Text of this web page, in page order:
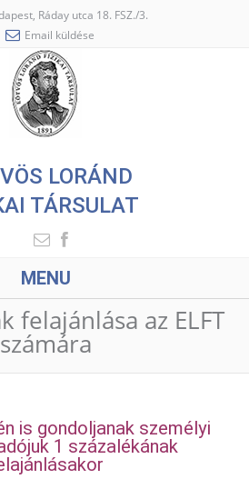
Ráday utca 18. FSZ./3.
Email küldése
LORÁND
TÁRSULAT
MENU
felajánlása az ELFT
számára
is gondoljanak személyi
1 százalékának